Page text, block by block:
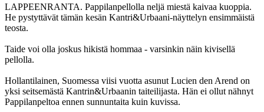
LAPPEENRANTA. Pappilanpellolla neljä miestä kaivaa kuoppia.
He pystyttävät tämän kesän Kantri&Urbaani-näyttelyn ensimmäistä
teosta.
Taide voi olla joskus hikistä hommaa - varsinkin näin kivisellä
pellolla.
Hollantilainen, Suomessa viisi vuotta asunut Lucien den Arend on
yksi seitsemästä Kantrin&Urbaanin taiteilijasta. Hän ei ollut nähnyt
Pappilanpeltoa ennen sunnuntaita kuin kuvissa.